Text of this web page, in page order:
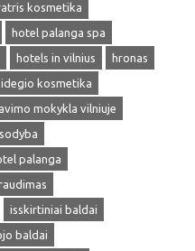
kosmetika
hotel palanga spa
hotels in vilnius
hronas
idegio kosmetika
mokykla vilniuje
palanga
isskirtiniai baldai
baldai